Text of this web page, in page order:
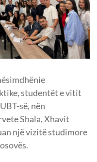
studentët e vitit
së, nën
Shala, Xhavit
një vizitë studimore